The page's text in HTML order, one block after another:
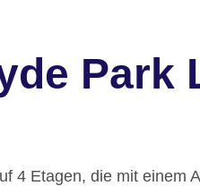
Park
4 Etagen, die mit einem